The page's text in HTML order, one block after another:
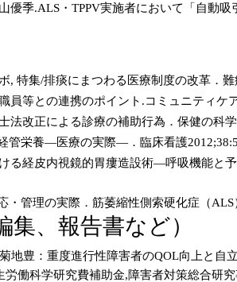
優季.ALS・TPPV実施者において「自動
, 特集/排痰にまつわる医療制度の改革．
員等との連携のポイント.コミュニティケ
法改正による診療の補助行為．保健の科
管栄養—医療の実際—．臨床看護
る経皮内視鏡的胃瘻造設術—呼吸機能と
・管理の実際．筋萎縮性側索硬化症（
、報告書など）
地豊：重度進行性障害者のQOL向上と自
労働科学研究費補助金,障害者対策総合研